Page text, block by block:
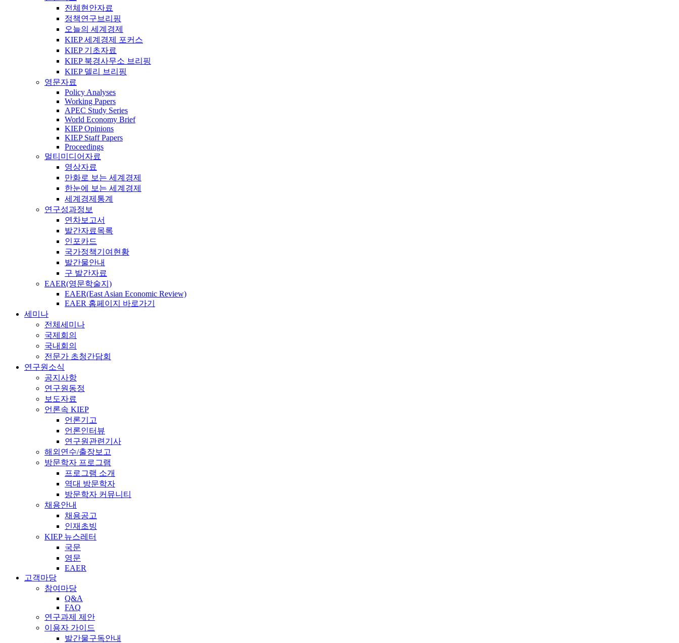
전체현안자료
정책연구브리핑
오늘의 세계경제
KIEP 세계경제 포커스
KIEP 기초자료
KIEP 북경사무소 브리핑
KIEP 델리 브리핑
영문자료
Policy Analyses
Working Papers
APEC Study Series
World Economy Brief
KIEP Opinions
KIEP Staff Papers
Proceedings
멀티미디어자료
영상자료
만화로 보는 세계경제
한눈에 보는 세계경제
세계경제통계
연구성과정보
연차보고서
발간자료목록
인포카드
국가정책기여현황
발간물안내
구 발간자료
EAER(영문학술지)
EAER(East Asian Economic Review)
EAER 홈페이지 바로가기
세미나
전체세미나
국제회의
국내회의
전문가 초청간담회
연구원소식
공지사항
연구원동정
보도자료
언론속 KIEP
언론기고
언론인터뷰
연구원관련기사
해외연수/출장보고
방문학자 프로그램
프로그램 소개
역대 방문학자
방문학자 커뮤니티
채용안내
채용공고
인재초빙
KIEP 뉴스레터
국문
영문
EAER
고객마당
참여마당
Q&A
FAQ
연구과제 제안
이용자 가이드
발간물구독안내